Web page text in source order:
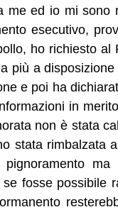
ed io mi sono
esecutivo,
ho richiesto al
più a
e poi ha
in
non è stata
stata rimbalzata
fosse possibile